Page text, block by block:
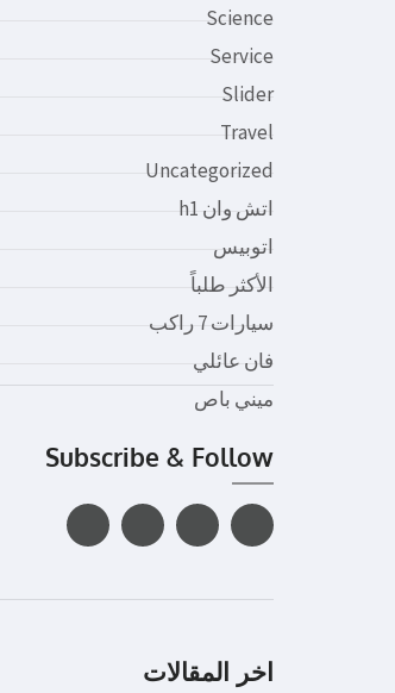
Science
Service
Slider
Travel
Uncategorized
اتش وان h1
اتوبيس
الأكثر طلباً
سيارات 7 راكب
فان عائلي
ميني باص
Subscribe & Follow
اخر المقالات